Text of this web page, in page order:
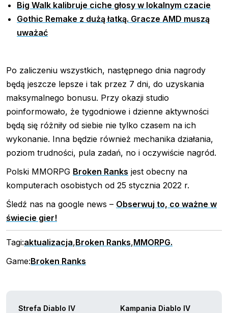
Big Walk kalibruje ciche głosy w lokalnym czacie
Gothic Remake z dużą łatką. Gracze AMD muszą
uważać
Po zaliczeniu wszystkich, następnego dnia nagrody
będą jeszcze lepsze i tak przez 7 dni, do uzyskania
maksymalnego bonusu. Przy okazji studio
poinformowało, że tygodniowe i dzienne aktywności
będą się różniły od siebie nie tylko czasem na ich
wykonanie. Inna będzie również mechanika działania,
poziom trudności, pula zadań, no i oczywiście nagród.
Polski MMORPG Broken Ranks jest obecny na
komputerach osobistych od 25 stycznia 2022 r.
Śledź nas na google news – Obserwuj to, co ważne w
świecie gier!
Tagi:aktualizacja,Broken Ranks,MMORPG.
Game:Broken Ranks
Strefa Diablo IV Kampania Diablo IV